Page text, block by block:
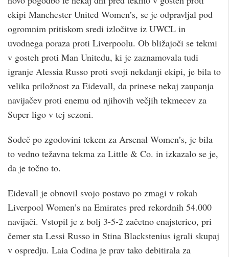
ekipi Manchester United Women’s, se je odpravljal pod
ogromnim pritiskom sredi izločitve iz UWCL in
uvodnega poraza proti Liverpoolu. Ob bližajoči se tekmi
v gosteh proti Man Unitedu, ki je zaznamovala tudi
igranje Alessia Russo proti svoji nekdanji ekipi, je bila to
velika priložnost za Eidevall, da prinese nekaj zaupanja
navijačev proti enemu od njihovih večjih tekmecev za
Super ligo v tej sezoni.
Sodeč po zgodovini tekem za Arsenal Women’s, je bila
to vedno težavna tekma za Little & Co. in izkazalo se je,
da je točno to.
Eidevall je obnovil svojo postavo po zmagi v rokah
Liverpool Women’s na Emirates pred rekordnih 54.000
navijači. Vstopil je z bolj 3-5-2 začetno enajsterico, pri
čemer sta Lessi Russo in Stina Blackstenius igrali skupaj
v ospredju. Laia Codina je prav tako debitirala za